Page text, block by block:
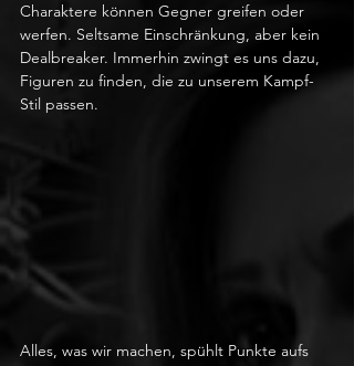
Charaktere können Gegner greifen oder
werfen. Seltsame Einschränkung, aber kein
Dealbreaker. Immerhin zwingt es uns dazu,
Figuren zu finden, die zu unserem Kampf-
Stil passen.
Alles, was wir machen, spühlt Punkte aufs